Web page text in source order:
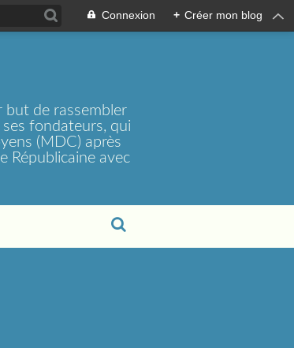
Connexion + Créer mon blog
but de rassembler
fondateurs, qui
(MDC) après
Républicaine avec